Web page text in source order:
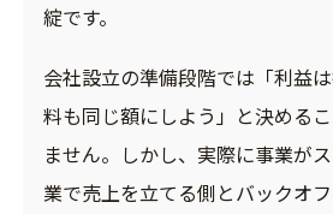
綻です。
会社設立の準備段階では「利益
料も同じ額にしよう」と決める
ません。しかし、実際に事業が
業で売上を立てる側とバックオ